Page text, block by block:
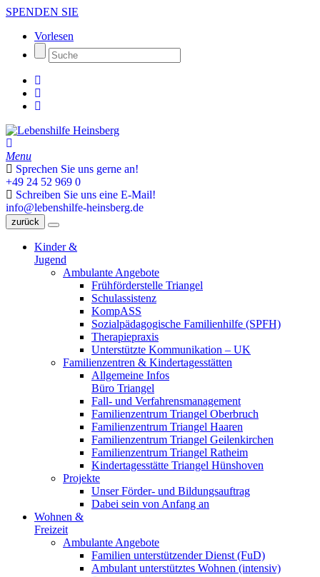
SPENDEN SIE
Vorlesen
Menu
Sprechen Sie uns gerne an!
+49 24 52 969 0
Schreiben Sie uns eine E-Mail!
info@lebenshilfe-heinsberg.de
zurück
Kinder &
Jugend
Ambulante Angebote
Frühförderstelle Triangel
Schulassistenz
KompASS
Sozialpädagogische Familienhilfe (SPFH)
Therapiepraxis
Unterstützte Kommunikation – UK
Familienzentren & Kindertagesstätten
Allgemeine Infos
Büro Triangel
Fall- und Verfahrensmanagement
Familienzentrum Triangel Oberbruch
Familienzentrum Triangel Haaren
Familienzentrum Triangel Geilenkirchen
Familienzentrum Triangel Ratheim
Kindertagesstätte Triangel Hünshoven
Projekte
Unser Förder- und Bildungsauftrag
Dabei sein von Anfang an
Wohnen &
Freizeit
Ambulante Angebote
Familien unterstützender Dienst (FuD)
Ambulant unterstütztes Wohnen (intensiv)